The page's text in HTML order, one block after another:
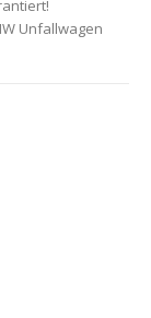
Unfallwagen